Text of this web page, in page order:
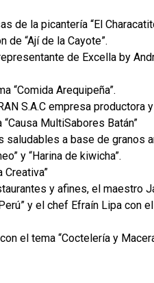
de la picantería “El
de “Ají de la Cayote”.
de Excella by
“Comida Arequipeña”.
S.A.C empresa productora
MultiSabores Batán”
saludables a base de granos
y “Harina de kiwicha”.
Creativa”
y afines, el maestro
y el chef Efraín Lipa con
el tema “Coctelería y